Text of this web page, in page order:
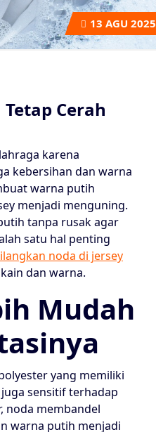
13 AGU 2025
Cerah
karena
kebersihan dan warna
warna putih
menjadi menguning.
tanpa rusak agar
satu hal penting
noda di jersey
dan warna.
Mudah
yang memiliki
sensitif terhadap
noda membandel
warna putih menjadi